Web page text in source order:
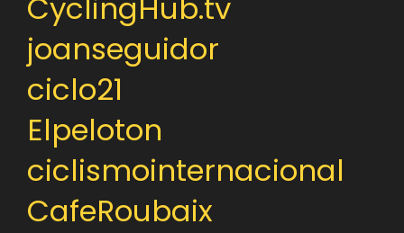
CyclingHub.tv
joanseguidor
ciclo21
Elpeloton
ciclismointernacional
CafeRoubaix